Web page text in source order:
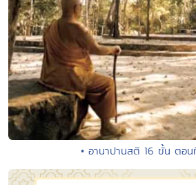
• อานาปานสติ 16 ขั้น ตอน